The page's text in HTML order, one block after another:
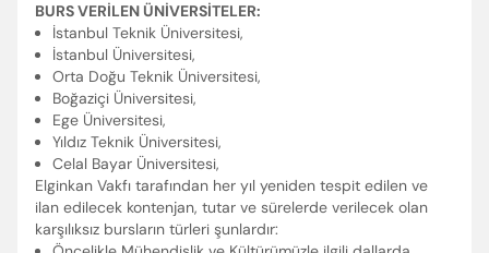
BURS VERİLEN ÜNİVERSİTELER:
İstanbul Teknik Üniversitesi,
İstanbul Üniversitesi,
Orta Doğu Teknik Üniversitesi,
Boğaziçi Üniversitesi,
Ege Üniversitesi,
Yıldız Teknik Üniversitesi,
Celal Bayar Üniversitesi,
Elginkan Vakfı tarafından her yıl yeniden tespit edilen ve
ilan edilecek kontenjan, tutar ve sürelerde verilecek olan
karşılıksız bursların türleri şunlardır: